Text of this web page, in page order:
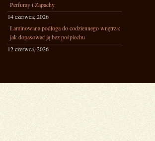
Perfumy i Zapachy
14 czerwca, 2026
Laminowana podłoga do codziennego wnętrza:
jak dopasować ją bez pośpiechu
12 czerwca, 2026